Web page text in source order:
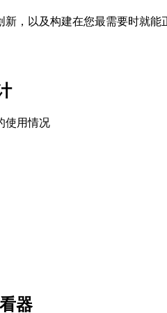
，以及构建在您最需要时就能
使用情况
器